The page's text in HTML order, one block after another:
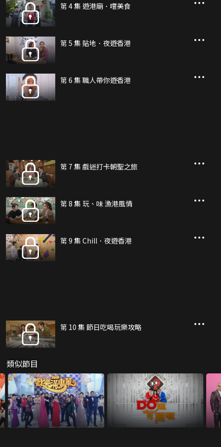
第 4 集 遊港廟．嚐美食
第 5 集 貼地．夜遊香港
第 6 集 職人帶你遊香港
第 7 集 戲迷打卡朝聖之旅
第 8 集 玩、味 漁港風情
第 9 集 Chill．夜遊香港
第 10 集 節日吃喝玩樂攻略
類似節目